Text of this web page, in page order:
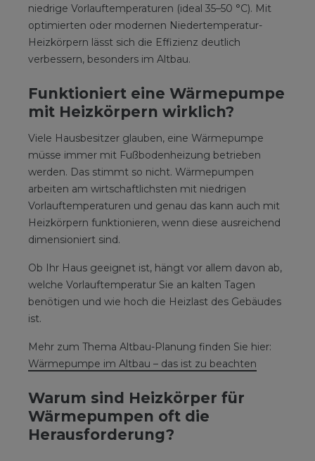
niedrige Vorlauftemperaturen (ideal 35–50 °C). Mit
optimierten oder modernen Niedertemperatur-
Heizkörpern lässt sich die Effizienz deutlich
verbessern, besonders im Altbau.
Funktioniert eine Wärmepumpe
mit Heizkörpern wirklich?
Viele Hausbesitzer glauben, eine Wärmepumpe
müsse immer mit Fußbodenheizung betrieben
werden. Das stimmt so nicht. Wärmepumpen
arbeiten am wirtschaftlichsten mit niedrigen
Vorlauftemperaturen und genau das kann auch mit
Heizkörpern funktionieren, wenn diese ausreichend
dimensioniert sind.
Ob Ihr Haus geeignet ist, hängt vor allem davon ab,
welche Vorlauftemperatur Sie an kalten Tagen
benötigen und wie hoch die Heizlast des Gebäudes
ist.
Mehr zum Thema Altbau-Planung finden Sie hier:
Wärmepumpe im Altbau – das ist zu beachten
Warum sind Heizkörper für
Wärmepumpen oft die
Herausforderung?